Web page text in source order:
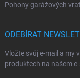
Pohony garážových vrat
ODEBÍRAT
Vložte svůj e-mail a my
produktech na našem